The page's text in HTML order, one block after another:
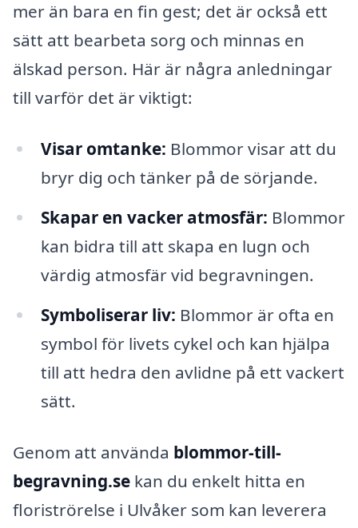
mer än bara en fin gest; det är också ett
sätt att bearbeta sorg och minnas en
älskad person. Här är några anledningar
till varför det är viktigt:
Visar omtanke: Blommor visar att du
bryr dig och tänker på de sörjande.
Skapar en vacker atmosfär: Blommor
kan bidra till att skapa en lugn och
värdig atmosfär vid begravningen.
Symboliserar liv: Blommor är ofta en
symbol för livets cykel och kan hjälpa
till att hedra den avlidne på ett vackert
sätt.
Genom att använda blommor-till-
begravning.se kan du enkelt hitta en
floriströrelse i Ulvåker som kan leverera